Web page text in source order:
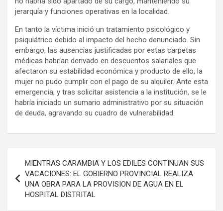
jerarquía y funciones operativas en la localidad.
En tanto la víctima inició un tratamiento psicológico y
psiquiátrico debido al impacto del hecho denunciado. Sin
embargo, las ausencias justificadas por estas carpetas
médicas habrían derivado en descuentos salariales que
afectaron su estabilidad económica y producto de ello, la
mujer no pudo cumplir con el pago de su alquiler. Ante esta
emergencia, y tras solicitar asistencia a la institución, se le
habría iniciado un sumario administrativo por su situación
de deuda, agravando su cuadro de vulnerabilidad.
de
entradas
MIENTRAS CARAMBIA Y LOS EDILES CONTINUAN SUS
VACACIONES: EL GOBIERNO PROVINCIAL REALIZA
UNA OBRA PARA LA PROVISION DE AGUA EN EL
HOSPITAL DISTRITAL